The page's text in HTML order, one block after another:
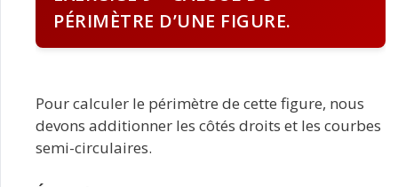
PÉRIMÈTRE D’UNE FIGURE.
Pour calculer le périmètre de cette figure, nous
devons additionner les côtés droits et les courbes
semi-circulaires.